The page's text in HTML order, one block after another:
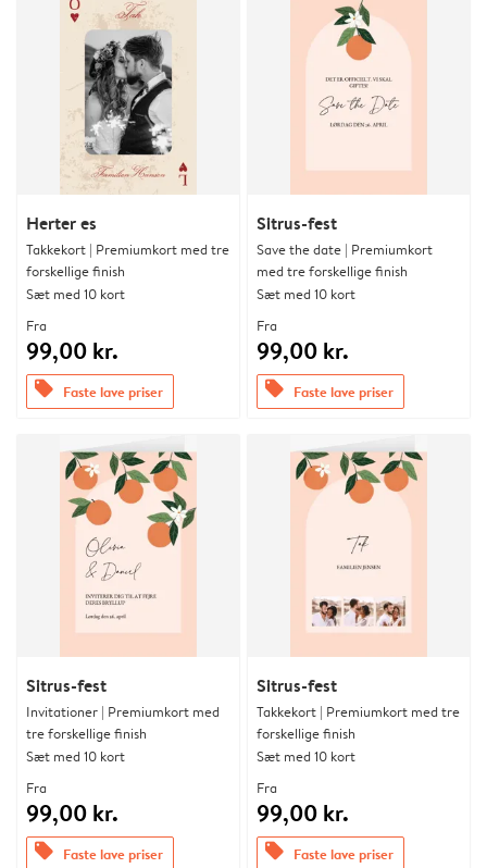
Herter es
Takkekort | Premiumkort med tre
forskellige finish
Sæt med 10 kort
Fra
99,00 kr.
offers Faste lave priser
Sitrus-fest
Save the date | Premiumkort
med tre forskellige finish
Sæt med 10 kort
Fra
99,00 kr.
offers Faste lave priser
Sitrus-fest
Invitationer | Premiumkort med
tre forskellige finish
Sæt med 10 kort
Fra
99,00 kr.
offers Faste lave priser
Sitrus-fest
Takkekort | Premiumkort med tre
forskellige finish
Sæt med 10 kort
Fra
99,00 kr.
offers Faste lave priser